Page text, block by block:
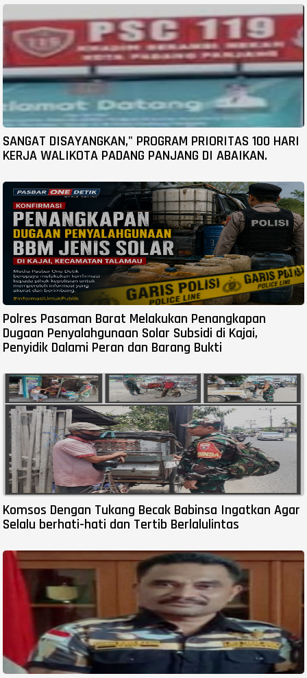
SANGAT DISAYANGKAN," PROGRAM PRIORITAS 100 HARI
KERJA WALIKOTA PADANG PANJANG DI ABAIKAN.
Polres Pasaman Barat Melakukan Penangkapan
Dugaan Penyalahgunaan Solar Subsidi di Kajai,
Penyidik Dalami Peran dan Barang Bukti
Komsos Dengan Tukang Becak Babinsa Ingatkan Agar
Selalu berhati-hati dan Tertib Berlalulintas